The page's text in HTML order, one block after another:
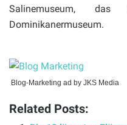
Salinemuseum,
Dominikanermuseum.
Blog-Marketing ad by JKS Media
Related Posts: